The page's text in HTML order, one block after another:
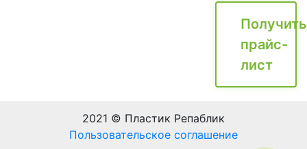
Получить
прайс-
лист
2021 © Пластик Репаблик
Пользовательское соглашение